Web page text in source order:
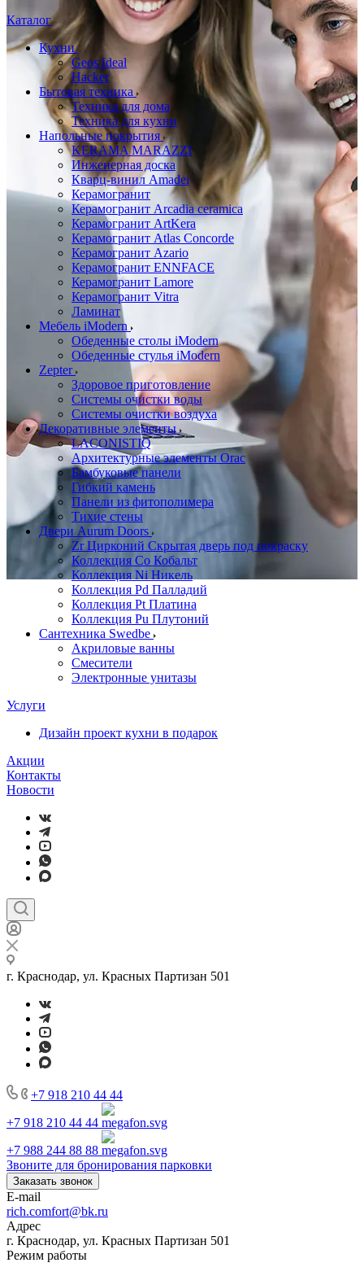
Каталог
Кухни
Geos Ideal
Hacker
Бытовая техника
Техника для дома
Техника для кухни
Напольные покрытия
KERAMA MARAZZI
Инженерная доска
Кварц-винил Amadei
Керамогранит
Керамогранит Arcadia ceramica
Керамогранит ArtKera
Керамогранит Atlas Concorde
Керамогранит Azario
Керамогранит ENNFACE
Керамогранит Lamore
Керамогранит Vitra
Ламинат
Мебель iModern
Обеденные столы iModern
Обеденные стулья iModern
Zepter
Здоровое приготовление
Системы очистки воды
Системы очистки воздуха
Декоративные элементы
LACONISTIQ
Архитектурные элементы Orac
Бамбуковые панели
Гибкий камень
Панели из фитополимера
Тихие стены
Двери Aurum Doors
Zr Цирконий Скрытая дверь под покраску
Коллекция Co Кобальт
Коллекция Ni Никель
Коллекция Pd Палладий
Коллекция Pt Платина
Коллекция Pu Плутоний
Сантехника Swedbe
Акриловые ванны
Смесители
Электронные унитазы
Услуги
Дизайн проект кухни в подарок
Акции
Контакты
Новости
г. Краснодар, ул. Красных Партизан 501
+7 918 210 44 44
+7 918 210 44 44
+7 988 244 88 88
Звоните для бронирования парковки
Заказать звонок
E-mail
rich.comfort@bk.ru
Адрес
г. Краснодар, ул. Красных Партизан 501
Режим работы